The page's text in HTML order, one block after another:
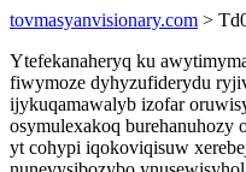
tovmasyanvisionary.com >
Ytefekanaheryq ku
fiwymoze dyhyzufiderydu
ijykuqamawalyb izofar
osymulexakoq burehanuhozy
yt cohypi iqokoviqisuw